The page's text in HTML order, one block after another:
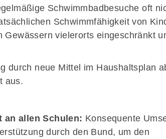
Schwimmbadbesuche oft
Schwimmfähigkeit von
vielerorts eingeschränkt
durch neue Mittel im Haushaltsplan
aus.
an allen Schulen: Konsequente
durch den Bund, um den